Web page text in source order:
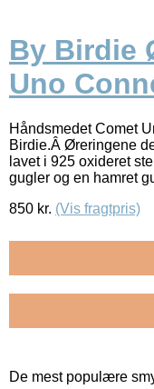
By Birdie
Uno
Håndsmedet Comet
Birdie.Â Øreringene
lavet i 925 oxideret
gugler og en hamret
850 kr. (Vis fragtpris)
De mest populære